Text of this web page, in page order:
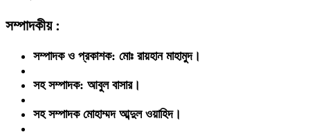
সম্পাদকীয় :
সম্পাদক ও প্রকাশক: মোঃ রায়হান মাহামুদ।
সহ সম্পাদক: আবুল বাসার।
সহ সম্পাদক মোহাম্মদ আব্দুল ওয়াহিদ।